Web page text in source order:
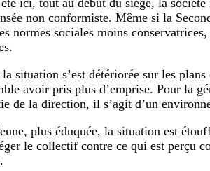
ici, tout au début du siège, la société
non conformiste. Même si la
normes sociales moins
situation s’est détériorée sur les
avoir pris plus d’emprise. Pour la
de la direction, il s’agit d’un
plus éduquée, la situation est
le collectif contre ce qui est perçu